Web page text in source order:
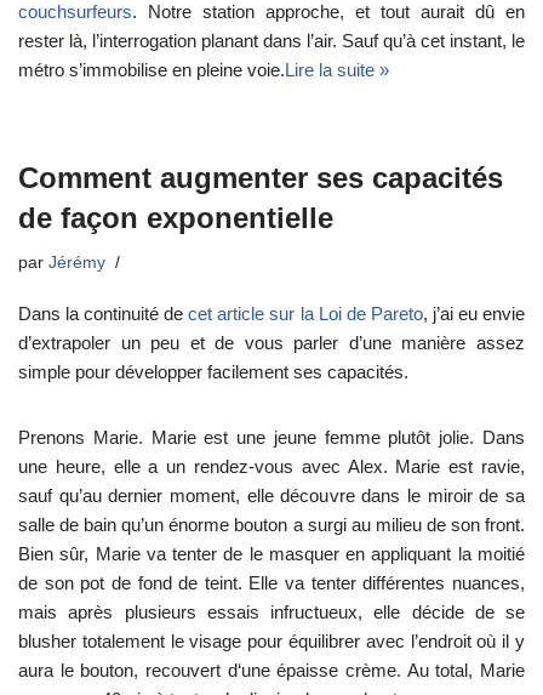
couchsurfeurs. Notre station approche, et tout aurait dû en
rester là, l’interrogation planant dans l’air. Sauf qu’à cet instant, le
métro s’immobilise en pleine voie.Lire la suite »
Comment augmenter ses capacités
de façon exponentielle
par Jérémy
Dans la continuité decet article sur la Loi de Pareto, j’ai eu envie
d’extrapoler un peu et de vous parler d’une manière assez
simple pour développer facilement ses capacités.
Prenons Marie. Marie est une jeune femme plutôt jolie. Dans
une heure, elle a un rendez-vous avec Alex. Marie est ravie,
sauf qu’au dernier moment, elle découvre dans le miroir de sa
salle de bain qu’un énorme bouton a surgi au milieu de son front.
Bien sûr, Marie va tenter de le masquer en appliquant la moitié
de son pot de fond de teint. Elle va tenter différentes nuances,
mais après plusieurs essais infructueux, elle décide de se
blusher totalement le visage pour équilibrer avec l’endroit où il y
aura le bouton, recouvert d‘une épaisse crème. Au total, Marie